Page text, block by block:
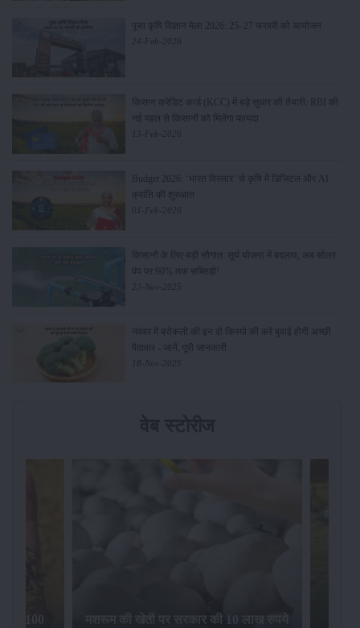
पूसा कृषि विज्ञान मेला 2026: 25–27 फरवरी को आयोजन
24-Feb-2026
किसान क्रेडिट कार्ड (KCC) में बड़े सुधार की तैयारी: RBI की
नई पहल से किसानों को मिलेगा फायदा
13-Feb-2026
Budget 2026: ‘भारत विस्तार’ से कृषि में डिजिटल और AI
क्रांति की शुरुआत
01-Feb-2026
किसानों के लिए बड़ी सौगात: सूर्य योजना में बदलाव, अब सोलर
पंप पर 90% तक सब्सिडी!
23-Nov-2025
नवंबर में ब्रोकली की इन दो किस्मो की करें बुवाई होगी अच्छी
पैदावार - जानें, पूरी जानकारी
18-Nov-2025
मशरूम की खेती पर सरकार की 10 लाख रुपये